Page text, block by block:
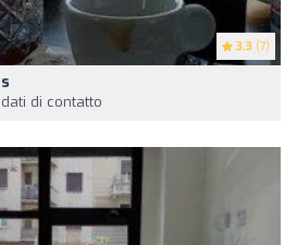
3.3 (7)
di contatto